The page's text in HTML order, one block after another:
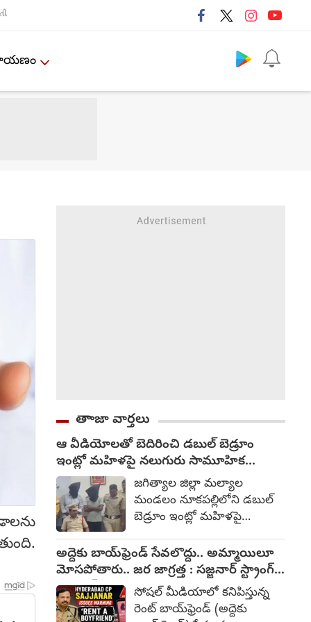
తాాజా వార్తలు
ఆ వీడియోలతో బెదిరించి డబుల్ బెడ్రూం
ఇంట్లో మహిళపై నలుగురు సామూహిక
అత్యాచారం
జగిత్యాల జిల్లా మల్యాల
మండలం నూకపల్లిలోని డబుల్
బెడ్రూం ఇంట్లో మహిళపై
సామూహిక అత్యాచారానికి
పాల్పడ్డారు. నిందితులను
పోలీసులు అరెస్ట్ చేసి మీడియా
ముందు ప్రవేశపెట్టారు. ఈ
సందర్భంగా నేరానికి
అద్దెకు బాయ్‌ఫ్రెండ్ సేవలొద్దు.. అమ్మాయిలూ
మోసపోతారు.. జర జాగ్రత్త : సజ్జనార్ స్ట్రాంగ్
వార్నింగ్
సోషల్ మీడియాలో కనిపిస్తున్న
రెంట్ బాయ్‌ఫ్రెండ్ (అద్దెకు